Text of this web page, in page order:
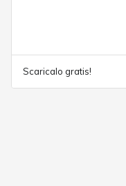
Scaricalo gratis!